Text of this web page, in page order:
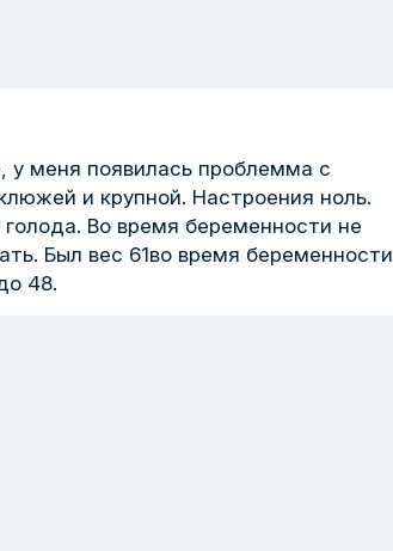
у меня появилась проблемма с
и крупной. Настроения ноль.
Во время беременности не
Был вес 61во время беременности
48.